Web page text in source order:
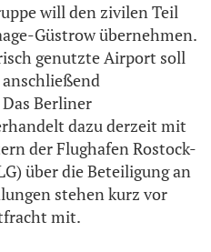
will den zivilen Teil
Güstrow übernehmen.
genutzte Airport soll
Berliner
dazu derzeit mit
der Flughafen Rostock-
über die Beteiligung an
stehen kurz vor
mit.